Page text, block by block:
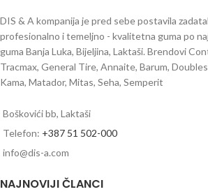
DIS & A kompanija je pred sebe postavila
profesionalno i temeljno - kvalitetna guma po
guma Banja Luka, Bijeljina, Laktaši. Brendovi
Tracmax, General Tire, Annaite, Barum,
Kama, Matador, Mitas, Seha, Semperit
Boškovići bb, Laktaši
Telefon: +387 51 502-000
info@dis-a.com
NAJNOVIJI ČLANCI